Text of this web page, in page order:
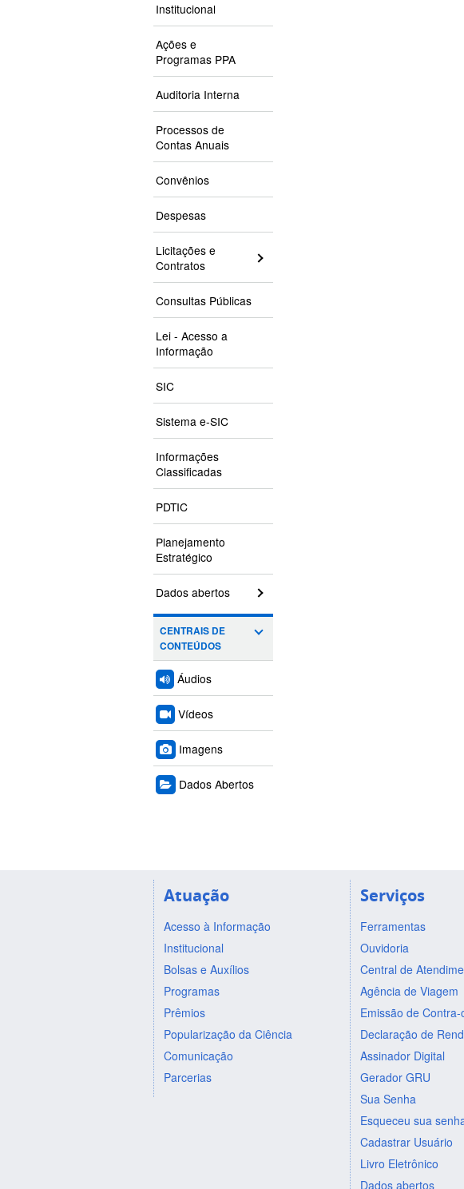
Institucional
Ações e
Programas PPA
Auditoria Interna
Processos de
Contas Anuais
Convênios
Despesas
Licitações e
Contratos
Consultas Públicas
Lei - Acesso a
Informação
SIC
Sistema e-SIC
Informações
Classificadas
PDTIC
Planejamento
Estratégico
Dados abertos
CENTRAIS DE
CONTEÚDOS
Áudios
Vídeos
Imagens
Dados Abertos
Atuação
Acesso à Informação
Institucional
Bolsas e Auxílios
Programas
Prêmios
Popularização da Ciência
Comunicação
Parcerias
Serviços
Ferramentas
Ouvidoria
Central de
Agência de Viagem
Emissão de
Declaração de
Assinador Digital
Gerador GRU
Sua Senha
Esqueceu sua
Cadastrar Usuário
Livro Eletrônico
Dados abertos